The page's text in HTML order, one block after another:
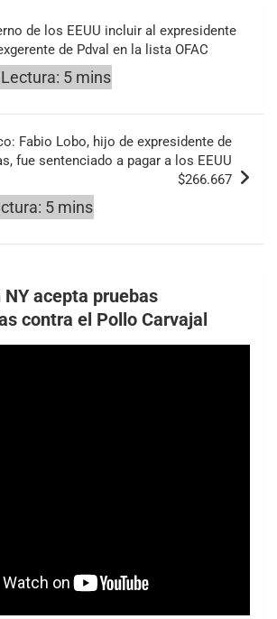
de los EEUU incluir al expresidente
de Pdval en la lista OFAC
Fabio Lobo, hijo de expresidente de
fue sentenciado a pagar a los EEUU
$266.667
NY acepta pruebas
contra el Pollo Carvajal